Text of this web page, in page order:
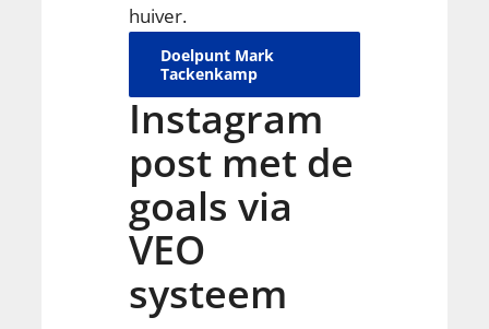
huiver.
Doelpunt Mark
Tackenkamp
Instagram
post met de
goals via
VEO
systeem